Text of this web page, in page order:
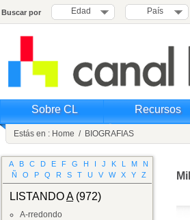
Buscar por Edad País
Sobre CL Recursos
Estás en : Home / BIOGRAFIAS
A B C D E F G H I J K L M
N
Ñ
O P Q R S T U V W X Y Z
LISTANDOA(972)
A-rredondo